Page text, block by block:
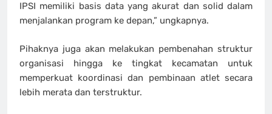
IPSI memiliki basis data yang akurat dan solid dalam
menjalankan program ke depan,” ungkapnya.
Pihaknya juga akan melakukan pembenahan struktur
organisasi hingga ke tingkat kecamatan untuk
memperkuat koordinasi dan pembinaan atlet secara
lebih merata dan terstruktur.